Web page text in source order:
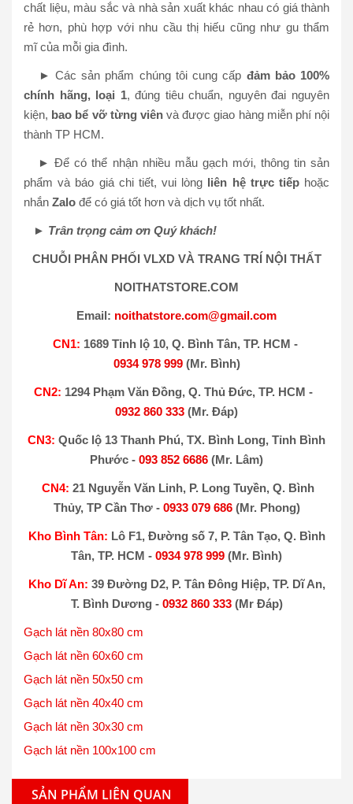
chất liệu, màu sắc và nhà sản xuất khác nhau có giá thành
rẻ hơn, phù hợp với nhu cầu thị hiếu cũng như gu thẩm
mĩ của mỗi gia đình.
► Các sản phẩm chúng tôi cung cấp đảm bảo 100%
chính hãng, loại 1, đúng tiêu chuẩn, nguyên đai nguyên
kiện, bao bể vỡ từng viênvà được giao hàng miễn phí nội
thành TP HCM.
► Để có thể nhận nhiều mẫu gạch mới, thông tin sản
phẩm và báo giá chi tiết, vui lòng liên hệ trực tiếphoặc
nhắn Zalo để có giá tốt hơn và dịch vụ tốt nhất.
► Trân trọng cảm ơn Quý khách!
CHUỖI PHÂN PHỐI VLXD VÀ TRANG TRÍ NỘI THẤT
NOITHATSTORE.COM
Email: noithatstore.com@gmail.com
CN1: 1689 Tỉnh lộ 10, Q. Bình Tân, TP. HCM -
0934 978 999(Mr. Bình)
CN2: 1294 Phạm Văn Đồng, Q. Thủ Đức, TP. HCM -
0932 860 333 (Mr. Đáp)
CN3: Quốc lộ 13 Thanh Phú, TX. Bình Long, Tỉnh Bình
Phước - 093 852 6686 (Mr. Lâm)
CN4: 21 Nguyễn Văn Linh, P. Long Tuyền, Q. Bình
Thủy, TP Cần Thơ - 0933 079 686(Mr. Phong)
Kho Bình Tân: Lô F1, Đường số 7, P. Tân Tạo, Q. Bình
Tân, TP. HCM - 0934 978 999 (Mr. Bình)
Kho Dĩ An: 39 Đường D2, P. Tân Đông Hiệp, TP. Dĩ An,
T. Bình Dương - 0932 860 333(Mr Đáp)
Gạch lát nền 80x80 cm
Gạch lát nền 60x60 cm
Gạch lát nền 50x50 cm
Gạch lát nền 40x40 cm
Gạch lát nền 30x30 cm
Gạch lát nền 100x100 cm
SẢN PHẨM LIÊN QUAN